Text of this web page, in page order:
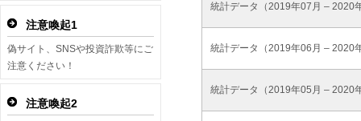
統計データ（2019年07月 – 2020
統計データ（2019年06月 – 2020
統計データ（2019年05月 – 2020
注意喚起1
偽サイト、SNSや投資詐欺等にご
注意ください！
注意喚起2